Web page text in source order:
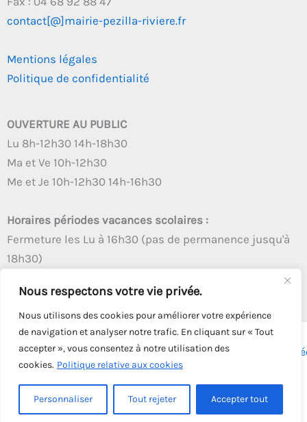
Nous respectons votre vie privée.
Nous utilisons des cookies pour améliorer votre expérience
de navigation et analyser notre trafic. En cliquant sur « Tout
accepter », vous consentez à notre utilisation des
cookies. Politique relative aux cookies
Personnaliser Tout rejeter Accepter tout
contact[@]mairie-pezilla-riviere.fr
Mentions légales
Politique de confidentialité
OUVERTURE AU PUBLIC
Lu 8h-12h30 14h-18h30
Ma et Ve 10h-12h30
Me et Je 10h-12h30 14h-16h30
Horaires périodes vacances scolaires :
Fermeture les Lu à 16h30 (pas de permanence jusqu'à
18h30)
Copyright © 2026 - Tous droits réservés - | Webmaster
Solution